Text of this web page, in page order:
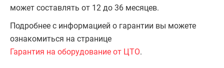
может составлять от 12 до 36 месяцев.
Подробнее с информацией о гарантии вы можете
ознакомиться на странице
Гарантия на оборудование от ЦТО.